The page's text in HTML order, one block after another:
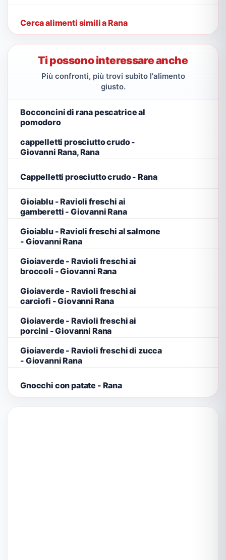
Cerca alimenti simili a Rana
Ti possono interessare anche
Più confronti, più trovi subito l'alimento
giusto.
Bocconcini di rana pescatrice al
pomodoro
cappelletti prosciutto crudo -
Giovanni Rana, Rana
Cappelletti prosciutto crudo - Rana
Gioiablu - Ravioli freschi ai
gamberetti - Giovanni Rana
Gioiablu - Ravioli freschi al salmone
- Giovanni Rana
Gioiaverde - Ravioli freschi ai
broccoli - Giovanni Rana
Gioiaverde - Ravioli freschi ai
carciofi - Giovanni Rana
Gioiaverde - Ravioli freschi ai
porcini - Giovanni Rana
Gioiaverde - Ravioli freschi di zucca
- Giovanni Rana
Gnocchi con patate - Rana